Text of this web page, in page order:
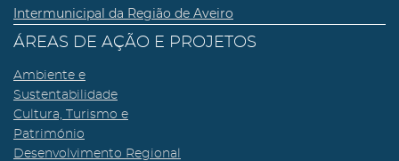
Intermunicipal da Região de Aveiro
ÁREAS DE AÇÃO E PROJETOS
Ambiente e
Sustentabilidade
Cultura, Turismo e
Património
Desenvolvimento Regional